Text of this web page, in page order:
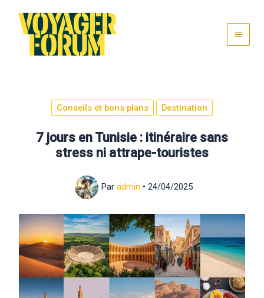
contenu
Conseils et bons plans Destination
7 jours en Tunisie : itinéraire sans
stress ni attrape-touristes
Par admin • 24/04/2025